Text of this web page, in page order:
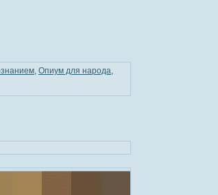
, Опиум для народа,